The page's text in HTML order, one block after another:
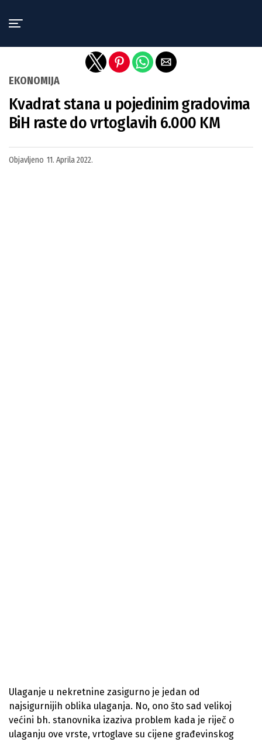
EKONOMIJA
Kvadrat stana u pojedinim gradovima
BiH raste do vrtoglavih 6.000 KM
Objavljeno 11. Aprila 2022.
Ulaganje u nekretnine zasigurno je jedan od
najsigurnijih oblika ulaganja. No, ono što sad velikoj
većini bh. stanovnika izaziva problem kada je riječ o
ulaganju ove vrste, vrtoglave su cijene građevinskog